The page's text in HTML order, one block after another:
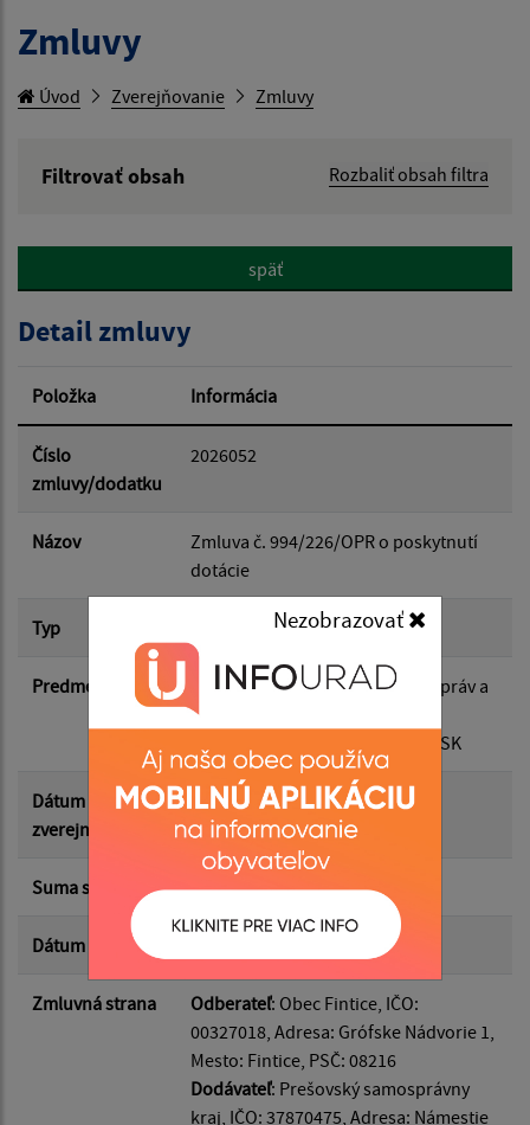
Nezobrazovať
Zmluvy
Úvod Zverejňovanie Zmluvy
Filtrovať obsah
Rozbaliť obsah filtra
Hľadať v:
Dátum od:
Dátum do:
Suma od:
Suma do:
Filtrovať Reset
späť
Detail zmluvy
Položka Informácia
Číslo
zmluvy/dodatku
2026052
Názov
Zmluva č. 994/226/OPR o poskytnutí
dotácie
Typ Hlavná zmluva
Predmet
Úprava zmluvných podmienok, práv a
povinností zmluvných strán pri
poskytnutí dotácie z rozpočtu PSK
Dátum
zverejnenia
05.06.2026
Suma s DPH* 3 000.00 €
Dátum uzavretia
Zmluvná strana Odberateľ: Obec Fintice, IČO:
00327018, Adresa: Grófske Nádvorie 1,
Mesto: Fintice, PSČ: 08216
Dodávateľ: Prešovský samosprávny
kraj, IČO: 37870475, Adresa: Námestie